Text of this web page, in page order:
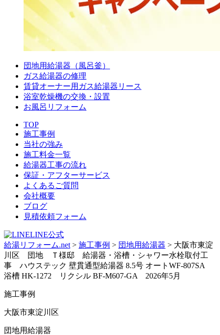
団地用給湯器（風呂釜）
ガス給湯器の修理
賃貸オーナー用ガス給湯器リース
浴室乾燥機の交換・設置
お風呂リフォーム
TOP
施工事例
当社の強み
施工料金一覧
給湯器工事の流れ
保証・アフターサービス
よくあるご質問
会社概要
ブログ
見積依頼フォーム
LINE公式
給湯リフォーム.net > 施工事例 > 団地用給湯器 > 大阪市東淀
川区 団地 Ｔ様邸 給湯器・浴槽・シャワー水栓取付工
事 ハウステック 壁貫通型給湯器 8.5号 オートWF-807SA
浴槽 HK-1272 リクシル BF-M607-GA 2026年5月
施工事例
大阪市東淀川区
団地用給湯器